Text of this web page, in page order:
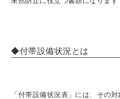
◆付帯設備状況とは
「付帯設備状況表」には、その